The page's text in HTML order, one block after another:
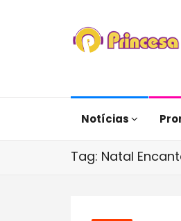
Notícias
Tag: Natal